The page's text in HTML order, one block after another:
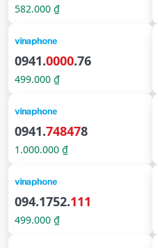
582.000 ₫
0941.0000.76
499.000 ₫
0941.748478
1.000.000 ₫
094.1752.111
499.000 ₫